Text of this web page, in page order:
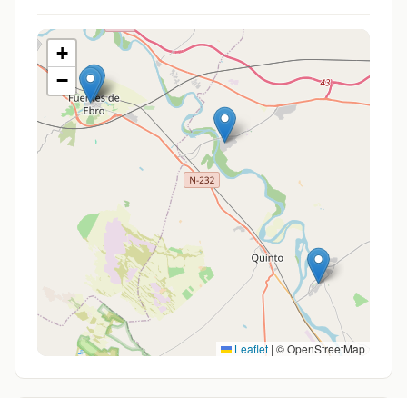
+
−
Leaflet | © OpenStreetMap